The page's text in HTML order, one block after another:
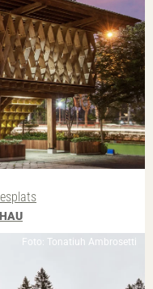
Foto: Tonatiuh Ambrosetti